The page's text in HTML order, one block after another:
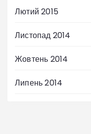
Лютий 2015
Листопад 2014
Жовтень 2014
Липень 2014